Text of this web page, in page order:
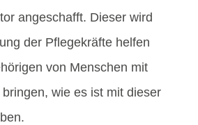
angeschafft. Dieser wird
der Pflegekräfte helfen
von Menschen mit
wie es ist mit dieser